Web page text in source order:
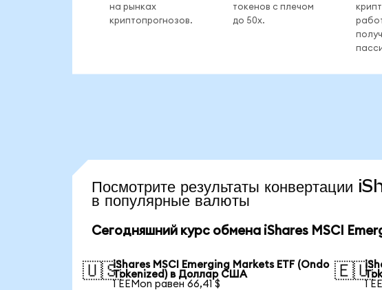
на рынках
криптопрогнозов.
токенов с плечом
до 50x.
Посмотрите результаты
в популярные валюты
Сегодняшний курс обмена iShares MSCI
🇺🇸iShares MSCI Emerging Markets ETF (Ondo
Tokenized) в Доллар США
1 EEMon равен 66,41 $
🇪🇺
1